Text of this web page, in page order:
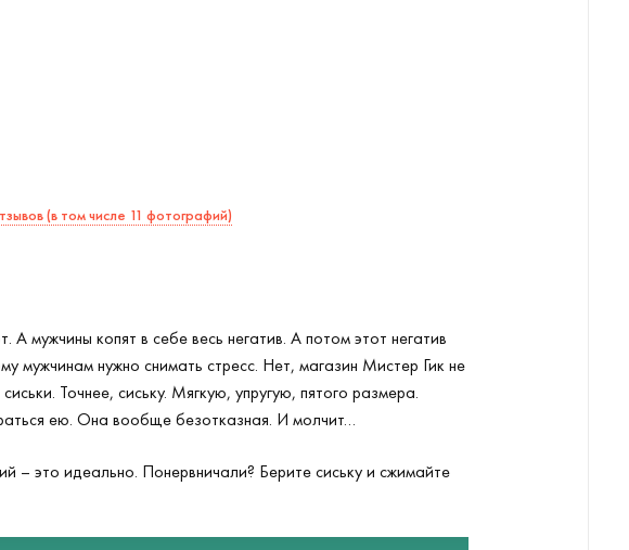
(в том числе 11 фотографий)
мужчины копят в себе весь негатив. А потом этот негатив
мужчинам нужно снимать стресс. Нет, магазин Мистер Гик не
Точнее, сиську. Мягкую, упругую, пятого размера.
ею. Она вообще безотказная. И молчит…
– это идеально. Понервничали? Берите сиську и сжимайте